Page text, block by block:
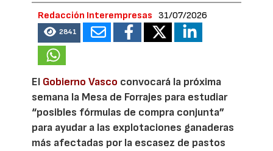
Redacción Interempresas 31/07/2026
2841
El Gobierno Vasco convocará la próxima
semana la Mesa de Forrajes para estudiar
“posibles fórmulas de compra conjunta”
para ayudar a las explotaciones ganaderas
más afectadas por la escasez de pastos